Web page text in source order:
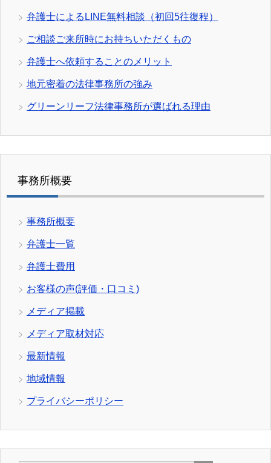
弁護士によるLINE無料相談（初回5往復程）
ご相談ご来所時にお持ちいただくもの
弁護士へ依頼することのメリット
地元密着の法律事務所の強み
グリーンリーフ法律事務所が選ばれる理由
事務所概要
事務所概要
弁護士一覧
弁護士費用
お客様の声(評価・口コミ)
メディア掲載
メディア取材対応
最新情報
地域情報
プライバシーポリシー